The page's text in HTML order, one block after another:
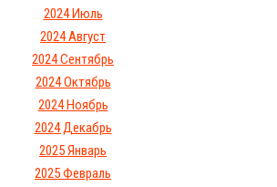
2024 Июль
2024 Август
2024 Сентябрь
2024 Октябрь
2024 Ноябрь
2024 Декабрь
2025 Январь
2025 Февраль